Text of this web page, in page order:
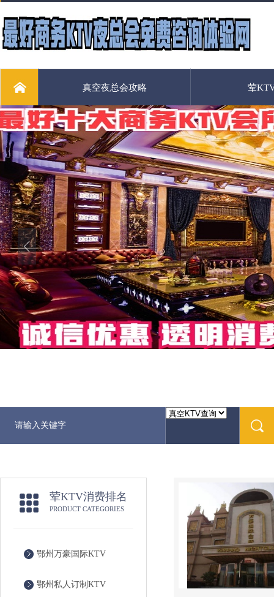
真空夜总会攻略 荤
荤KTV消费排名
PRODUCT CATEGORIES
鄂州万豪国际KTV
鄂州私人订制KTV